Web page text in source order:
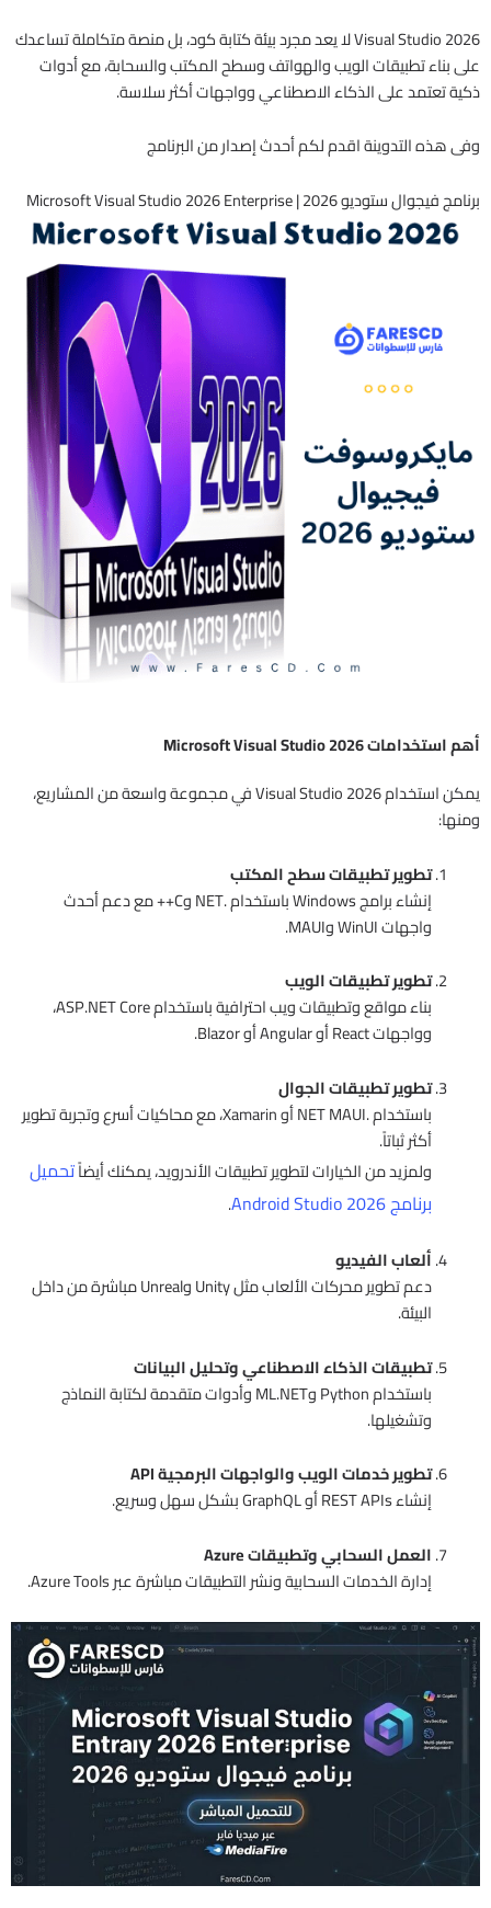
Visual Studio 2026 لا يعد مجرد بيئة كتابة كود، بل منصة متكاملة تساعدك
على بناء تطبيقات الويب والهواتف وسطح المكتب والسحابة، مع أدوات
ذكية تعتمد على الذكاء الاصطناعي وواجهات أكثر سلاسة.
وفى هذه التدوينة اقدم لكم أحدث إصدار من البرنامج
برنامج فيجوال ستوديو 2026 | Microsoft Visual Studio 2026 Enterprise
أهم استخدامات Microsoft Visual Studio 2026
يمكن استخدام Visual Studio 2026 في مجموعة واسعة من المشاريع،
ومنها:
تطوير تطبيقات سطح المكتب
إنشاء برامج Windows باستخدام .NET وC++ مع دعم أحدث
واجهات WinUI وMAUI.
تطوير تطبيقات الويب
بناء مواقع وتطبيقات ويب احترافية باستخدام ASP.NET Core،
وواجهات React أو Angular أو Blazor.
تطوير تطبيقات الجوال
باستخدام .NET MAUI أو Xamarin، مع محاكيات أسرع وتجربة تطوير
أكثر ثباتاً.
ولمزيد من الخيارات لتطوير تطبيقات الأندرويد، يمكنك أيضاًتحميل
برنامج Android Studio 2026
.
ألعاب الفيديو
دعم تطوير محركات الألعاب مثل Unity وUnreal مباشرة من داخل
البيئة.
تطبيقات الذكاء الاصطناعي وتحليل البيانات
باستخدام Python وML.NET وأدوات متقدمة لكتابة النماذج
وتشغيلها.
تطوير خدمات الويب والواجهات البرمجية API
إنشاء REST APIs أو GraphQL بشكل سهل وسريع.
العمل السحابي وتطبيقات Azure
إدارة الخدمات السحابية ونشر التطبيقات مباشرة عبر Azure Tools.